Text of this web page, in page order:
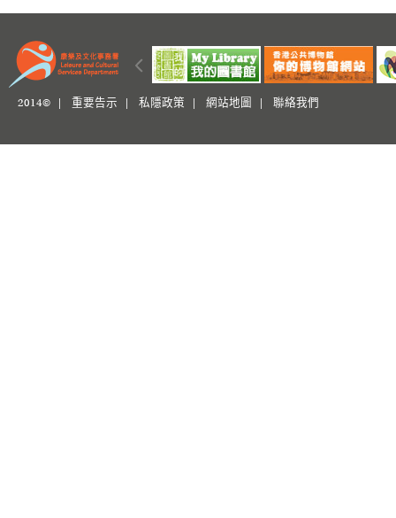
2014© | 重要告示 私隱政策 網站地圖 聯絡我們